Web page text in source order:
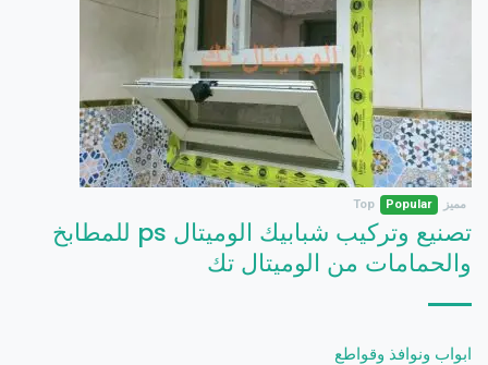
مميز Popular
Top
تصنيع وتركيب شبابيك الوميتال ps للمطابخ
والحمامات من الوميتال تك
ابواب ونوافذ وقواطع